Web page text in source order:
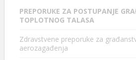
PREPORUКE ZA POSTUPANJE
TOPLOTNOG TALASA
Zdravstvene preporuke za
aerozagađenja